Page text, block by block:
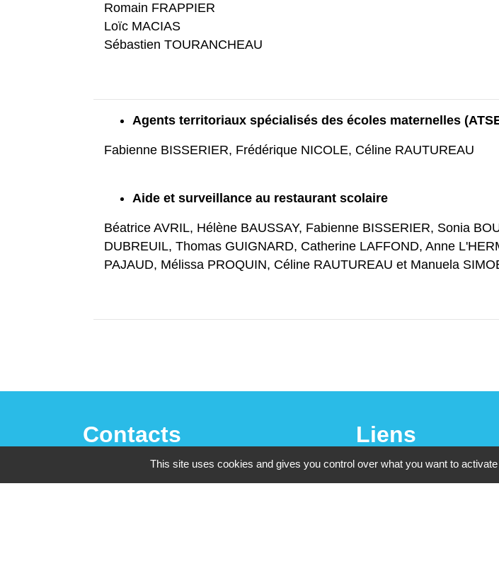
Romain FRAPPIER
Loïc MACIAS
Sébastien TOURANCHEAU
Agents territoriaux spécialisés des écoles maternelles
Fabienne BISSERIER, Frédérique NICOLE, Céline RAUTUREAU
Aide et surveillance au restaurant scolaire
Béatrice AVRIL, Hélène BAUSSAY, Fabienne BISSERIER, Sonia
DUBREUIL, Thomas GUIGNARD, Catherine LAFFOND, Anne
PAJAUD, Mélissa PROQUIN, Céline RAUTUREAU et Manuela
Contacts
Mairie de La Chaize-le-Vicomte
Liens
Vendée Tourisme
This site uses cookies and gives you control over what you want to activate